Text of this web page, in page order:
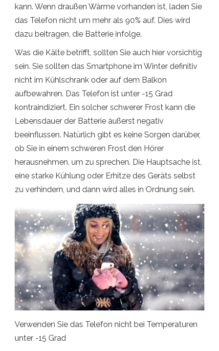
kann. Wenn draußen Wärme vorhanden ist, laden Sie
das Telefon nicht um mehr als 90% auf. Dies wird
dazu beitragen, die Batterie infolge.
Was die Kälte betrifft, sollten Sie auch hier vorsichtig
sein. Sie sollten das Smartphone im Winter definitiv
nicht im Kühlschrank oder auf dem Balkon
aufbewahren. Das Telefon ist unter -15 Grad
kontraindiziert. Ein solcher schwerer Frost kann die
Lebensdauer der Batterie äußerst negativ
beeinflussen. Natürlich gibt es keine Sorgen darüber,
ob Sie in einem schweren Frost den Hörer
herausnehmen, um zu sprechen. Die Hauptsache ist,
eine starke Kühlung oder Erhitze des Geräts selbst
zu verhindern, und dann wird alles in Ordnung sein.
Verwenden Sie das Telefon nicht bei Temperaturen
unter -15 Grad